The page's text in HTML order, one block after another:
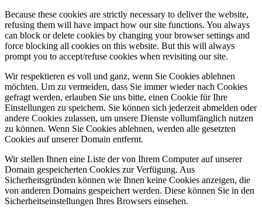
Because these cookies are strictly necessary to deliver the website,
refusing them will have impact how our site functions. You always
can block or delete cookies by changing your browser settings and
force blocking all cookies on this website. But this will always
prompt you to accept/refuse cookies when revisiting our site.
Wir respektieren es voll und ganz, wenn Sie Cookies ablehnen
möchten. Um zu vermeiden, dass Sie immer wieder nach Cookies
gefragt werden, erlauben Sie uns bitte, einen Cookie für Ihre
Einstellungen zu speichern. Sie können sich jederzeit abmelden oder
andere Cookies zulassen, um unsere Dienste vollumfänglich nutzen
zu können. Wenn Sie Cookies ablehnen, werden alle gesetzten
Cookies auf unserer Domain entfernt.
Wir stellen Ihnen eine Liste der von Ihrem Computer auf unserer
Domain gespeicherten Cookies zur Verfügung. Aus
Sicherheitsgründen können wie Ihnen keine Cookies anzeigen, die
von anderen Domains gespeichert werden. Diese können Sie in den
Sicherheitseinstellungen Ihres Browsers einsehen.